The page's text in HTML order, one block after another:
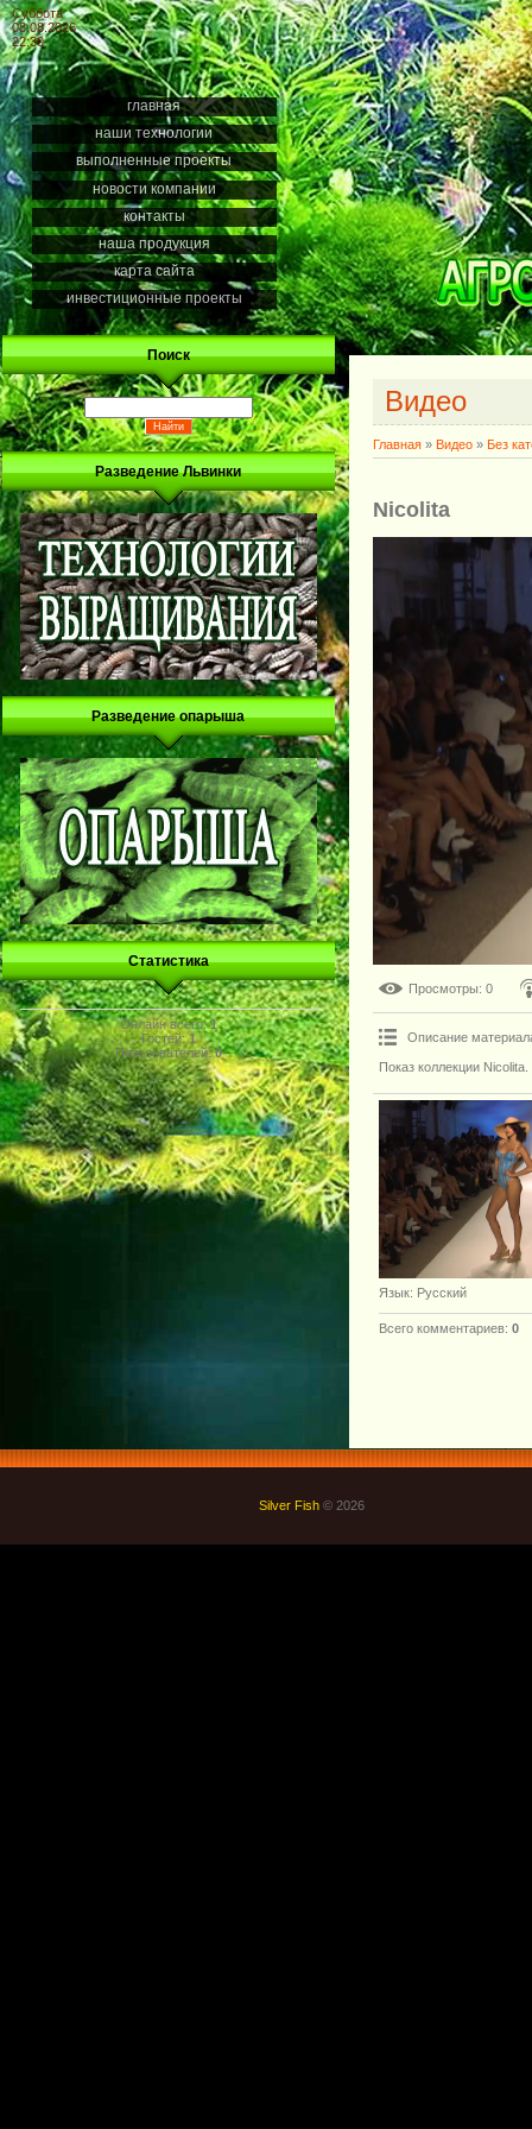
Суббота
08.08.2026
22:30
главная
наши технологии
выполненные проекты
новости компании
контакты
наша продукция
карта сайта
инвестиционные проекты
Поиск
Разведение Львинки
Разведение опарыша
Статистика
Онлайн всего:1
Гостей:1
Пользователей:0
Видео
Главная » Видео » Без
Nicolita
Просмотры: 0
Описание
Показ коллекции
Язык: Русский
Всего комментариев: 0
Silver Fish © 2026